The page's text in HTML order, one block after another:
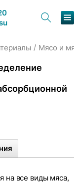
/ Мясо и
на все виды мяса,